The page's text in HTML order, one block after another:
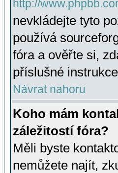
http://
nevkládejte tyto
používá
fóra a ověřte si,
příslušné
Návrat nahoru
Koho mám
záležitostí fóra?
Měli byste
nemůžete najít,